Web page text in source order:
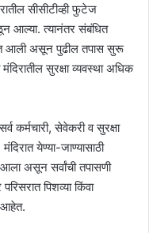
सीसीटीव्ही फुटेज
आल्या. त्यानंतर संबंधित
आली असून पुढील तपास सुरू
सुरक्षा व्यवस्था अधिक
कर्मचारी, सेवेकरी व सुरक्षा
येण्या-जाण्यासाठी
आला असून सर्वांची तपासणी
पिशव्या किंवा
आहेत.